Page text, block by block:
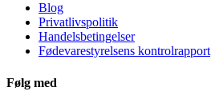
Blog
Privatlivspolitik
Handelsbetingelser
Fødevarestyrelsens kontrolrapport
Følg med